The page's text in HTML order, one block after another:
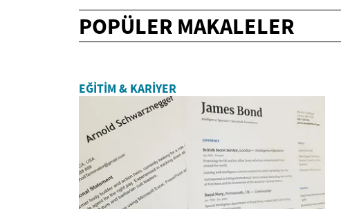
POPÜLER MAKALELER
EĞITIM & KARIYER